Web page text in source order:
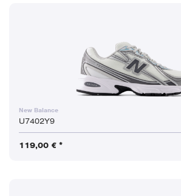
New Balance
U7402Y9
119,00 € *